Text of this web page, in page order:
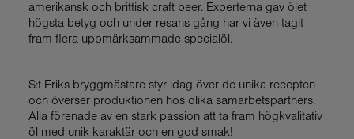
amerikansk och brittisk craft beer. Experterna gav ölet
högsta betyg och under resans gång har vi även tagit
fram flera uppmärksammade specialöl.
S:t Eriks bryggmästare styr idag över de unika recepten
och överser produktionen hos olika samarbetspartners.
Alla förenade av en stark passion att ta fram högkvalitativ
öl med unik karaktär och en god smak!